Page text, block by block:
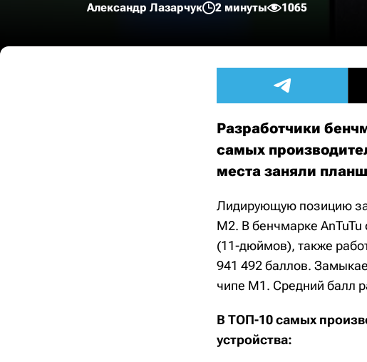
Александр Лазарчук 2 минуты 1065
Разработчики
самых
места заняли
Лидирующую позицию
M2. В бенчмарке
(11-дюймов), также
941 492 баллов.
чипе M1. Средний балл
В ТОП-10 самых
устройства: